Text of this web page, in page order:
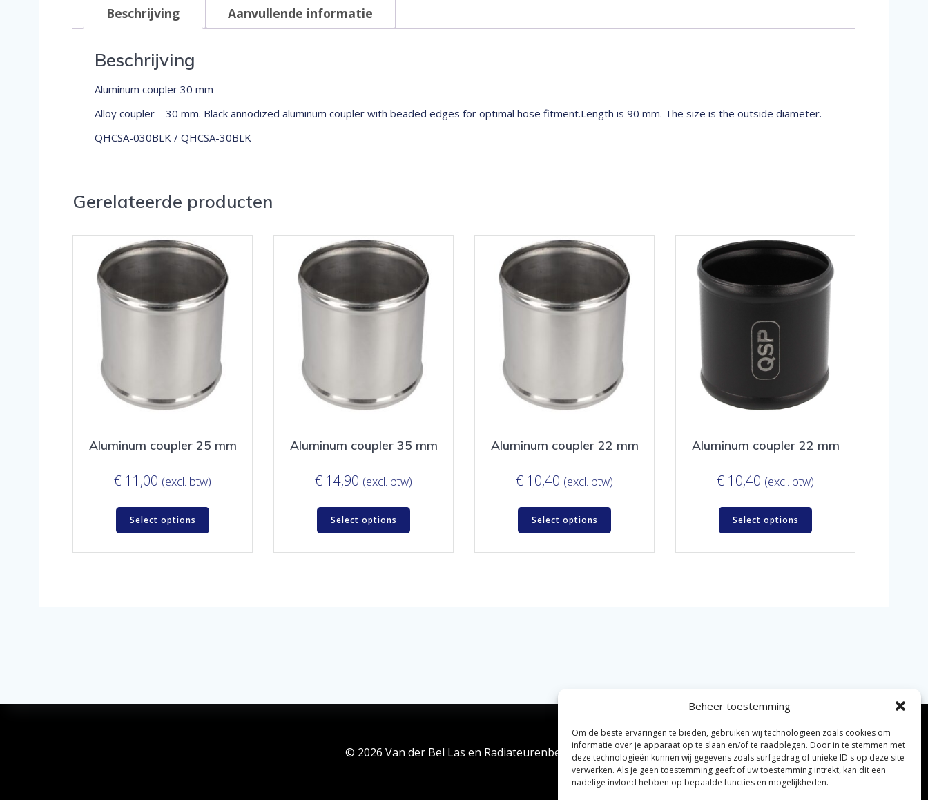
Beheer toestemming
Om de beste ervaringen te bieden, gebruiken wij technologieën zoals cookies om
informatie over je apparaat op te slaan en/of te raadplegen. Door in te stemmen met
deze technologieën kunnen wij gegevens zoals surfgedrag of unieke ID's op deze site
verwerken. Als je geen toestemming geeft of uw toestemming intrekt, kan dit een
nadelige invloed hebben op bepaalde functies en mogelijkheden.
Beschrijving Aanvullende informatie
Beschrijving
Aluminum coupler 30 mm
Alloy coupler – 30 mm. Black annodized aluminum coupler with beaded edges for optimal hose fitment.Length is 90 mm. The size is the outside diameter.
QHCSA-030BLK / QHCSA-30BLK
Gerelateerde producten
Aluminum coupler 25 mm
€ 11,00 (excl. btw)
Select options
Aluminum coupler 35 mm
€ 14,90 (excl. btw)
Select options
Aluminum coupler 22 mm
€ 10,40 (excl. btw)
Select options
Aluminum coupler 22 mm
€ 10,40 (excl. btw)
Select options
© 2026 Van der Bel Las en Radiateurenbedrijf.